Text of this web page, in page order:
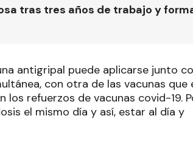
tras tres años de trabajo y
antigripal puede aplicarse junto
con otra de las vacunas que
los refuerzos de vacunas covid-19.
el mismo día y así, estar al día y